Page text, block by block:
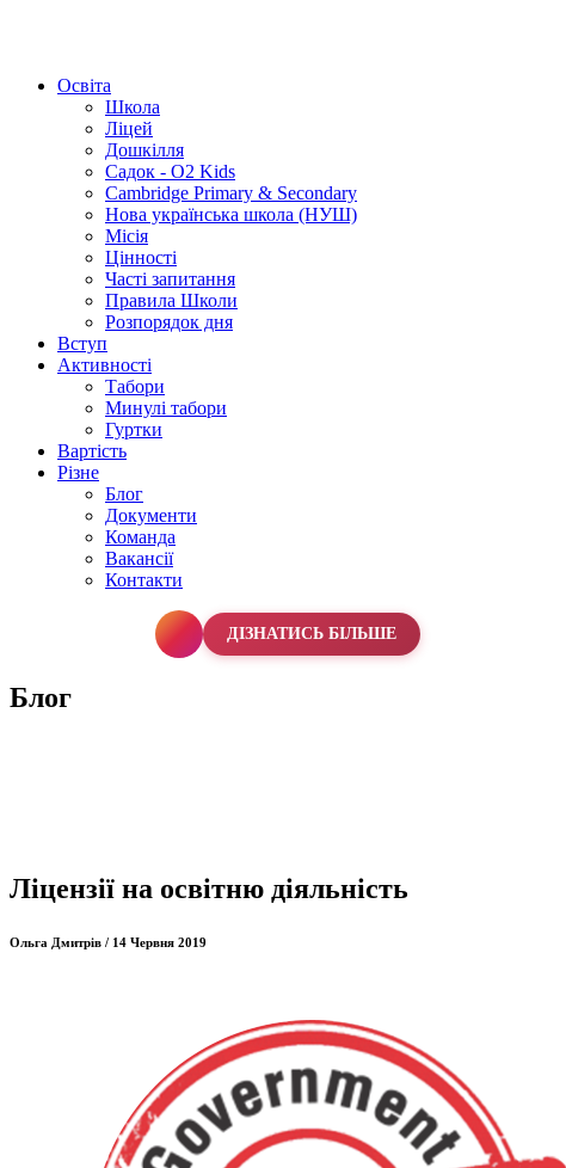
Освіта
Школа
Ліцей
Дошкілля
Садок - O2 Kids
Cambridge Primary & Secondary
Нова українська школа (НУШ)
Місія
Цінності
Часті запитання
Правила Школи
Розпорядок дня
Вступ
Активності
Табори
Минулі табори
Гуртки
Вартість
Різне
Блог
Документи
Команда
Вакансії
Контакти
ДІЗНАТИСЬ БІЛЬШЕ
Блог
Ліцензії на освітню діяльність
Ольга Дмитрів / 14 Червня 2019